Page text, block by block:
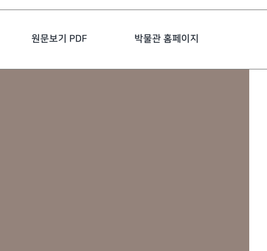
원문보기 PDF 박물관 홈페이지